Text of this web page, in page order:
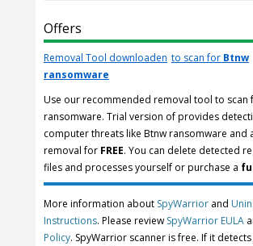
Offers
Removal Tool downloaden to scan for Btnw
ransomware
Use our recommended removal tool to scan
ransomware. Trial version of provides
computer threats like Btnw ransomware and
removal for FREE. You can delete detected
files and processes yourself or purchase a
More information about SpyWarrior and
Instructions. Please review SpyWarrior EULA
Policy. SpyWarrior scanner is free. If it